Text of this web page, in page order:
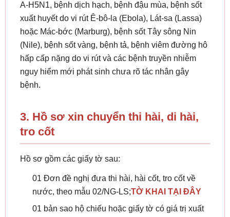
A-H5N1, bệnh dịch hạch, bệnh đậu mùa, bệnh sốt
xuất huyết do vi rút Ê-bô-la (Ebola), Lát-sa (Lassa)
hoặc Mác-bớc (Marburg), bệnh sốt Tây sông Nin
(Nile), bệnh sốt vàng, bệnh tả, bệnh viêm đường hô
hấp cấp nặng do vi rút và các bệnh truyền nhiễm
nguy hiểm mới phát sinh chưa rõ tác nhân gây
bệnh.
3. Hồ sơ xin chuyển thi hài, di hài,
tro cốt
Hồ sơ gồm các giấy tờ sau:
01 Đơn đề nghị đưa thi hài, hài cốt, tro cốt về
nước, theo mẫu 02/NG-LS;TỜ KHAI TẠI ĐÂY
01 bản sao hộ chiếu hoặc giấy tờ có giá trị xuất